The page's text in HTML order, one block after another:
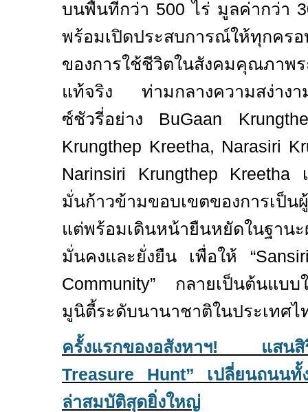
บนพื้นที่กว่า 500 ไร่ มูลค่ากว่า
พร้อมเปิดประสบการณ์ให้ทุกครอ
ของการใช้ชีวิตในสังคมคุณภาพ
แท้จริง ท่ามกลางความสง่าง
ซ์ชัวรี่อย่าง BuGaan
Krungthep Kreetha, Narasiri
Narinsiri Krungthep Kreetha
มั่นก้าวข้ามขอบเขตของการเป็
แต่พร้อมเดินหน้ายืนหยัดในฐาน
มั่นคงและยั่งยืน เพื่อให้
Community” กลายเป็นต้นแบบ
มูนิตี้ระดับนานาชาติในประเทศไ
ครั้งแรกของอสังหาฯ! แสนสิ
Treasure Hunt” เปลี่ยนถนนทั้
ล่าสมบัติสุดยิ่งใหญ่